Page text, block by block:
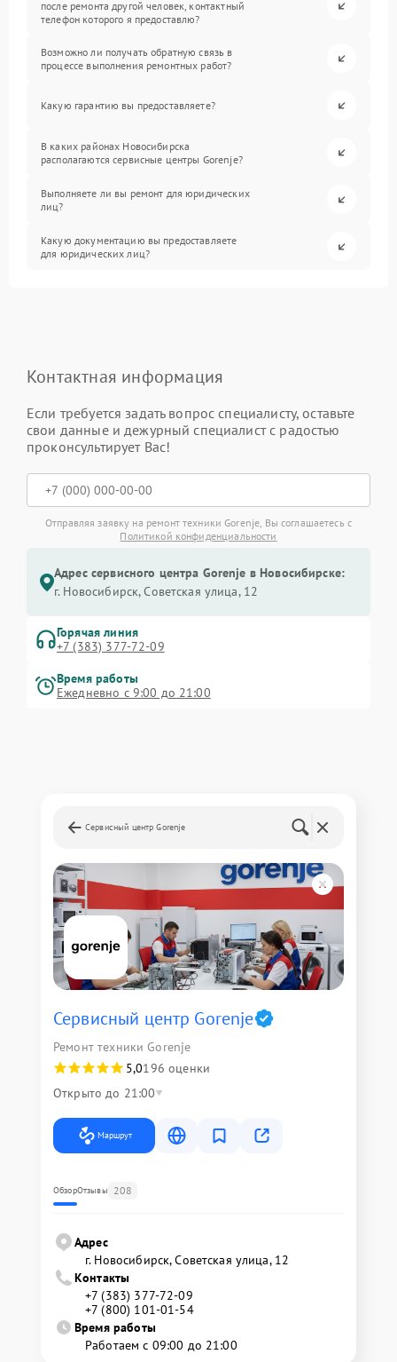
после ремонта другой человек, контактный
телефон которого я предоставлю?
Возможно ли получать обратную связь в
процессе выполнения ремонтных работ?
Какую гарантию вы предоставляете?
В каких районах Новосибирска
располагаются сервисные центры Gorenje?
Выполняете ли вы ремонт для юридических
лиц?
Какую документацию вы предоставляете
для юридических лиц?
Контактная информация
Если требуется задать вопрос специалисту, оставьте
свои данные и дежурный специалист с радостью
проконсультирует Вас!
Отправляя заявку на ремонт техники Gorenje, Вы соглашаетесь с
Политикой конфиденциальности
Адрес сервисного центра Gorenje в Новосибирске:
г. Новосибирск, Советская улица, 12
Горячая линия
+7 (383) 377-72-09
Время работы
Ежедневно с 9:00 до 21:00
Сервисный центр Gorenje
Сервисный центр Gorenje
Ремонт техники Gorenje
5,0196 оценки
Открыто до 21:00
Маршрут
ОбзорОтзывы 208
Адрес
г. Новосибирск, Советская улица, 12
Контакты
+7 (383) 377-72-09
+7 (800) 101-01-54
Время работы
Работаем с 09:00 до 21:00